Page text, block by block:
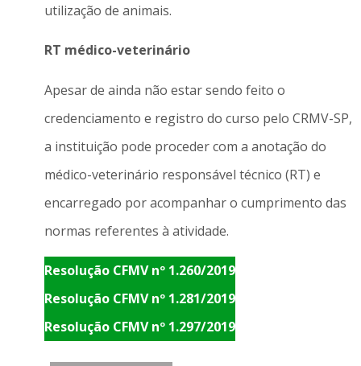
utilização de animais.
RT médico-veterinário
Apesar de ainda não estar sendo feito o
credenciamento e registro do curso pelo CRMV-SP,
a instituição pode proceder com a anotação do
médico-veterinário responsável técnico (RT) e
encarregado por acompanhar o cumprimento das
normas referentes à atividade.
Resolução CFMV nº 1.260/2019
Resolução CFMV nº 1.281/2019
Resolução CFMV nº 1.297/2019